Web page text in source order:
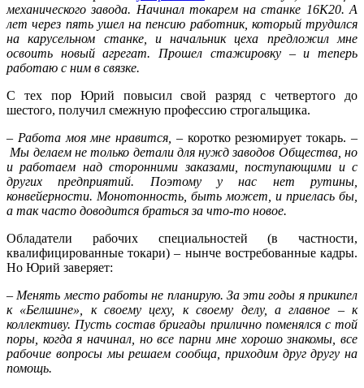
механического завода. Начинал токарем на станке 16К20. А
лет через пять ушел на пенсию работник, который трудился
на карусельном станке, и начальник цеха предложил мне
освоить новый агрегат. Прошел стажировку – и теперь
работаю с ним в связке.
С тех пор Юрий повысил свой разряд с четвертого до
шестого, получил смежную профессию строгальщика.
– Работа моя мне нравится, – коротко резюмирует токарь. –
Мы делаем не только детали для нужд заводов Общества, но
и работаем над сторонними заказами, поступаю­щими и с
других предприятий. Поэтому у нас нет рутины,
конвейерности. Монотонность, быть может, и приелась бы,
а так часто доводится браться за что-то новое.
Обладатели рабочих специальностей (в частности,
квалифицированные токари) – нынче востребованные кадры.
Но Юрий заверяет:
– Менять место работы не планирую. За эти годы я прикипел
к «Белшине», к своему цеху, к своему делу, а главное – к
коллективу. Пусть состав бригады прилично поменялся с той
поры, когда я начинал, но все парни мне хорошо знакомы, все
рабочие вопросы мы решаем сообща, приходим друг другу на
помощь.